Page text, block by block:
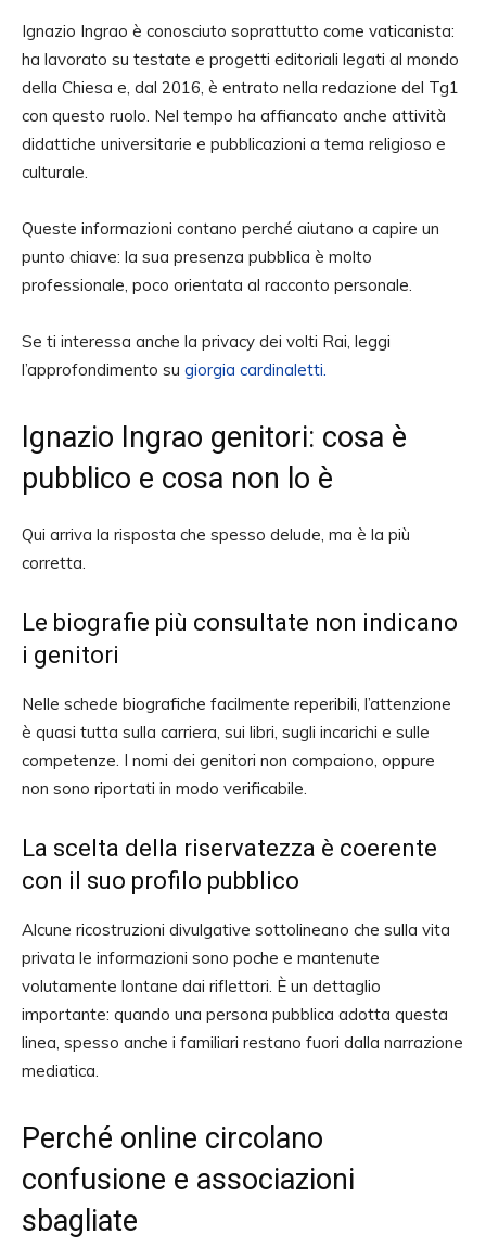
Ignazio Ingrao è conosciuto soprattutto come vaticanista:
ha lavorato su testate e progetti editoriali legati al mondo
della Chiesa e, dal 2016, è entrato nella redazione del Tg1
con questo ruolo. Nel tempo ha affiancato anche attività
didattiche universitarie e pubblicazioni a tema religioso e
culturale.
Queste informazioni contano perché aiutano a capire un
punto chiave: la sua presenza pubblica è molto
professionale, poco orientata al racconto personale.
Se ti interessa anche la privacy dei volti Rai, leggi
l’approfondimento su giorgia cardinaletti.
Ignazio Ingrao genitori: cosa è
pubblico e cosa non lo è
Qui arriva la risposta che spesso delude, ma è la più
corretta.
Le biografie più consultate non indicano
i genitori
Nelle schede biografiche facilmente reperibili, l’attenzione
è quasi tutta sulla carriera, sui libri, sugli incarichi e sulle
competenze. I nomi dei genitori non compaiono, oppure
non sono riportati in modo verificabile.
La scelta della riservatezza è coerente
con il suo profilo pubblico
Alcune ricostruzioni divulgative sottolineano che sulla vita
privata le informazioni sono poche e mantenute
volutamente lontane dai riflettori. È un dettaglio
importante: quando una persona pubblica adotta questa
linea, spesso anche i familiari restano fuori dalla narrazione
mediatica.
Perché online circolano
confusione e associazioni
sbagliate